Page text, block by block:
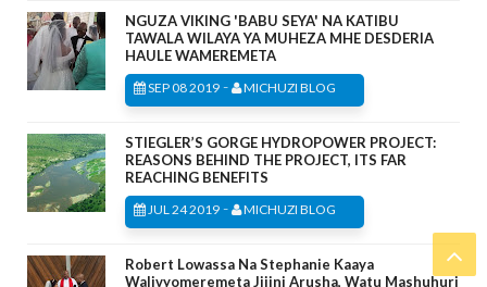
NGUZA VIKING 'BABU SEYA' NA KATIBU
TAWALA WILAYA YA MUHEZA MHE DESDERIA
HAULE WAMEREMETA
SEP 08 2019 - MICHUZI BLOG
STIEGLER’S GORGE HYDROPOWER PROJECT:
REASONS BEHIND THE PROJECT, ITS FAR
REACHING BENEFITS
JUL 24 2019 - MICHUZI BLOG
Robert Lowassa Na Stephanie Kaaya
Walivyomeremeta Jijini Arusha, Watu Mashuhuri